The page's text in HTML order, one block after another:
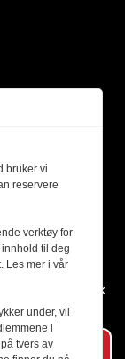
presseetikken slik
bruker vi
reservere
verktøy for
til deg
Les mer i vår
under, vil
i
tvers av